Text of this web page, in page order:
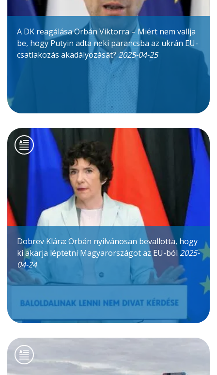
A DK reagálása Orbán Viktorra – Miért nem vallja
be, hogy Putyin adta neki parancsba az ukrán EU-
csatlakozás akadályozását?2025-04-25
Dobrev Klára: Orbán nyilvánosan bevallotta, hogy
ki akarja léptetni Magyarországot az EU-ból2025-
04-24